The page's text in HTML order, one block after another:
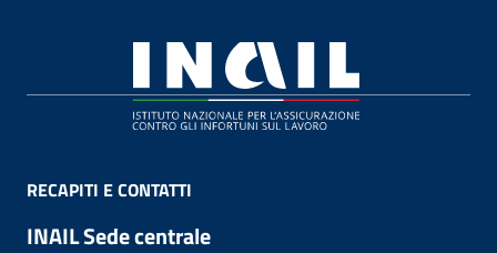
RECAPITI E CONTATTI
INAIL Sede centrale